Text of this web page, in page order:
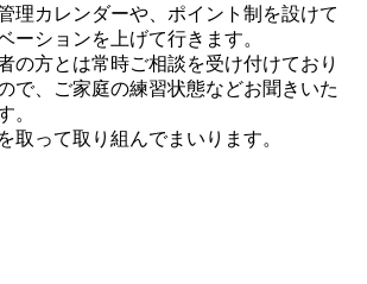
理カレンダーや、ポイント制を設けて
ーションを上げて行きます。
の方とは常時ご相談を受け付けており
で、ご家庭の練習状態などお聞きいた
。
取って取り組んでまいります。